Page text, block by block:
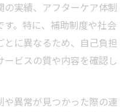
実績、アフターケア体制
。特に、補助制度や社会
に異なるため、自己負担
ビスの質や内容を確認し
異常が見つかった際の連